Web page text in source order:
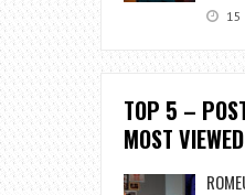
15
TOP 5 –
MOST VIEWED